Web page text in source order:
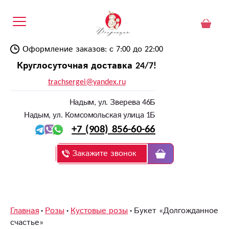
Оформление заказов: с 7:00 до 22:00
Круглосуточная доставка 24/7!
trachsergei@yandex.ru
Надым, ул. Зверева 46Б
Надым, ул. Комсомольская улица 1Б
+7 (908) 856-60-66
Закажите звонок
Главная Розы Кустовые розы Букет «Долгожданное
счастье»